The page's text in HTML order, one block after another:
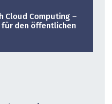
Cloud ­Computing –
für den öffentlichen